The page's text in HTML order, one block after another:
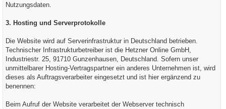
Nutzungsdaten.
3. Hosting und Serverprotokolle
Die Website wird auf Serverinfrastruktur in Deutschland betrieben.
Technischer Infrastrukturbetreiber ist die Hetzner Online GmbH,
Industriestr. 25, 91710 Gunzenhausen, Deutschland. Sofern unser
unmittelbarer Hosting-Vertragspartner ein anderes Unternehmen ist, wird
dieses als Auftragsverarbeiter eingesetzt und ist hier ergänzend zu
benennen:
Beim Aufruf der Website verarbeitet der Webserver technisch